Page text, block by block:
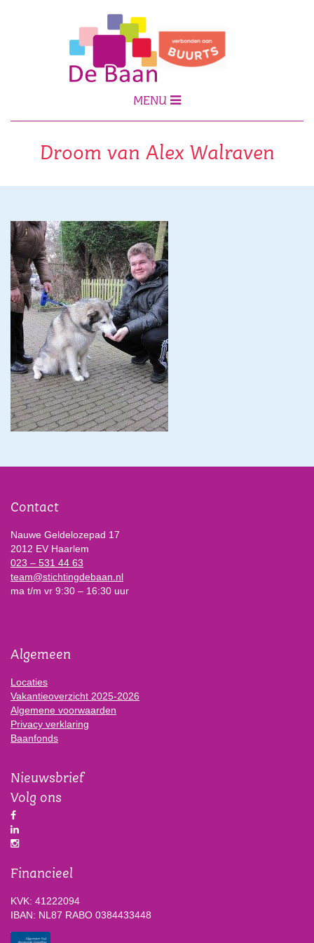
MENU
Droom van Alex Walraven
Contact
Nauwe Geldelozepad 17
2012 EV Haarlem
023 – 531 44 63
team@stichtingdebaan.nl
ma t/m vr 9:30 – 16:30 uur
Algemeen
Locaties
Vakantieoverzicht 2025-2026
Algemene voorwaarden
Privacy verklaring
Baanfonds
Nieuwsbrief
Volg ons
Financieel
KVK: 41222094
IBAN: NL87 RABO 0384433448